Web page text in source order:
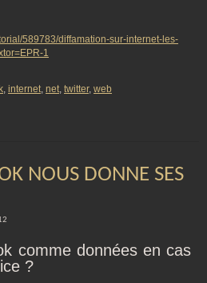
589783/diffamation-sur-internet-les-
1
, internet, net, twitter, web
NOUS DONNE SES
comme données en cas
?